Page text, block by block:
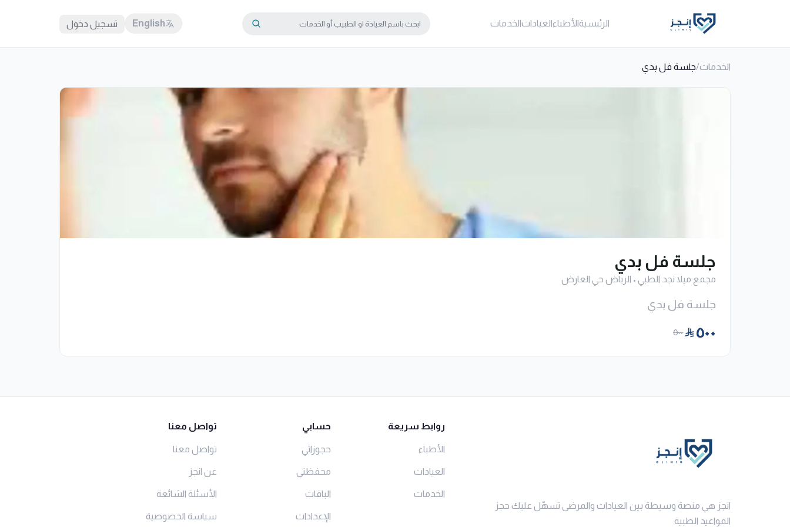
الرئيسيةالأطباءالعياداتالخدمات English تسجيل دخول
الخدمات/جلسة فل بدي
جلسة فل بدي
مجمع ميلا نجد الطبي• الرياض حي العارض
جلسة فل بدي
٥٠٠ ٥٠٠
انجز هي منصة وسيطة بين العيادات والمرضى تسهّل عليك حجز
المواعيد الطبية
روابط سريعة
الأطباء
العيادات
الخدمات
حسابي
حجوزاتي
محفظتي
الباقات
الإعدادات
تواصل معنا
تواصل معنا
عن انجز
الأسئلة الشائعة
سياسة الخصوصية